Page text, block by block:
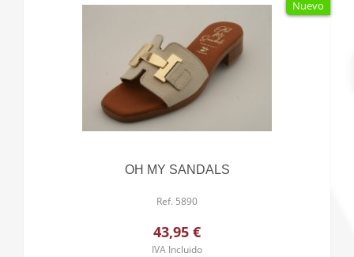
Nuevo
OH MY SANDALS
Ref. 5890
43,95 €
IVA Incluido